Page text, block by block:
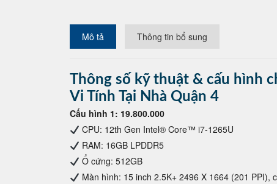
Mô tả Thông tin bổ sung
Thông số kỹ thuật & cấu hình
Vi Tính Tại Nhà Quận 4
Cấu hình 1: 19.800.000
CPU: 12th Gen Intel® Core™ i7-1265U
RAM: 16GB LPDDR5
Ổ cứng: 512GB
Màn hình: 15 inch 2.5K+ 2496 X 1664 (201 PPI),